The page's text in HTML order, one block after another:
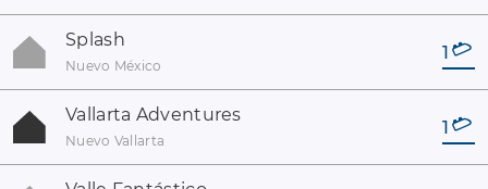
Splash
Nuevo México
1
Vallarta Adventures
Nuevo Vallarta
1